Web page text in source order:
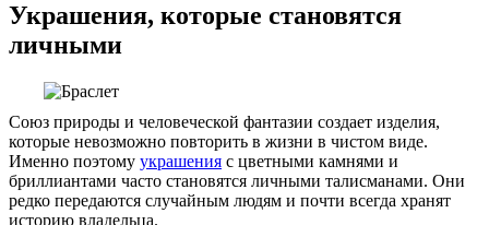
Украшения, которые становятся
личными
Союз природы и человеческой фантазии создает изделия,
которые невозможно повторить в жизни в чистом виде.
Именно поэтому украшения с цветными камнями и
бриллиантами часто становятся личными талисманами. Они
редко передаются случайным людям и почти всегда хранят
историю владельца.